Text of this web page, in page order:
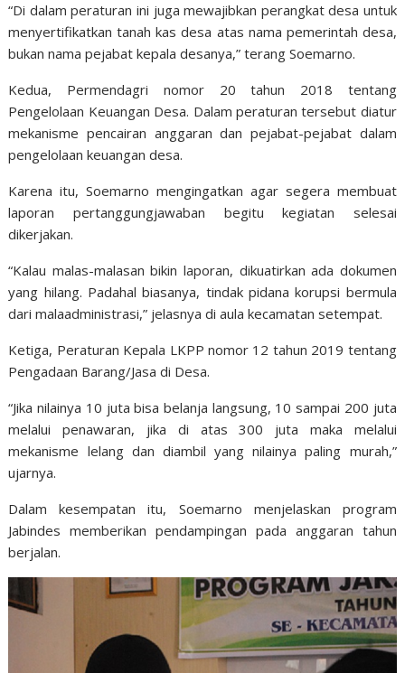
“Di dalam peraturan ini juga mewajibkan perangkat desa untuk
menyertifikatkan tanah kas desa atas nama pemerintah desa,
bukan nama pejabat kepala desanya,” terang Soemarno.
Kedua, Permendagri nomor 20 tahun 2018 tentang
Pengelolaan Keuangan Desa. Dalam peraturan tersebut diatur
mekanisme pencairan anggaran dan pejabat-pejabat dalam
pengelolaan keuangan desa.
Karena itu, Soemarno mengingatkan agar segera membuat
laporan pertanggungjawaban begitu kegiatan selesai
dikerjakan.
“Kalau malas-malasan bikin laporan, dikuatirkan ada dokumen
yang hilang. Padahal biasanya, tindak pidana korupsi bermula
dari malaadministrasi,” jelasnya di aula kecamatan setempat.
Ketiga, Peraturan Kepala LKPP nomor 12 tahun 2019 tentang
Pengadaan Barang/Jasa di Desa.
“Jika nilainya 10 juta bisa belanja langsung, 10 sampai 200 juta
melalui penawaran, jika di atas 300 juta maka melalui
mekanisme lelang dan diambil yang nilainya paling murah,”
ujarnya.
Dalam kesempatan itu, Soemarno menjelaskan program
Jabindes memberikan pendampingan pada anggaran tahun
berjalan.